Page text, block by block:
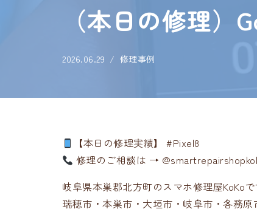
（本日の修理）
2026.06.29 修理事例
【本日の修理実績】 #Pixel8
修理のご相談は →
岐阜県本巣郡北方町のスマホ修理屋KoKoで
瑞穂市・本巣市・大垣市・岐阜市・各務